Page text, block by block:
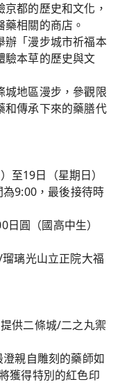
都的歷史和文化，
相關的商店。
辦「漫步城市祈福本
驗本草的歷史與文
城地區漫步，參觀限
和傳承下來的藥膳代
至19日（星期日）
9:00，最後接待時
圓（國高中生）
璃光山立正院大福
供二條城/二之丸禦
親自雕刻的藥師如
獲得特別的紅色印